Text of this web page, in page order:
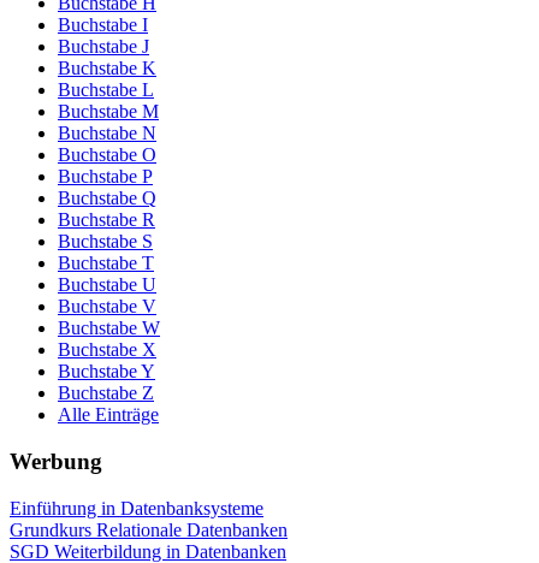
Buchstabe I
Buchstabe J
Buchstabe K
Buchstabe L
Buchstabe M
Buchstabe N
Buchstabe O
Buchstabe P
Buchstabe Q
Buchstabe R
Buchstabe S
Buchstabe T
Buchstabe U
Buchstabe V
Buchstabe W
Buchstabe X
Buchstabe Y
Buchstabe Z
Alle Einträge
Werbung
Einführung in Datenbanksysteme
Grundkurs Relationale Datenbanken
SGD Weiterbildung in Datenbanken